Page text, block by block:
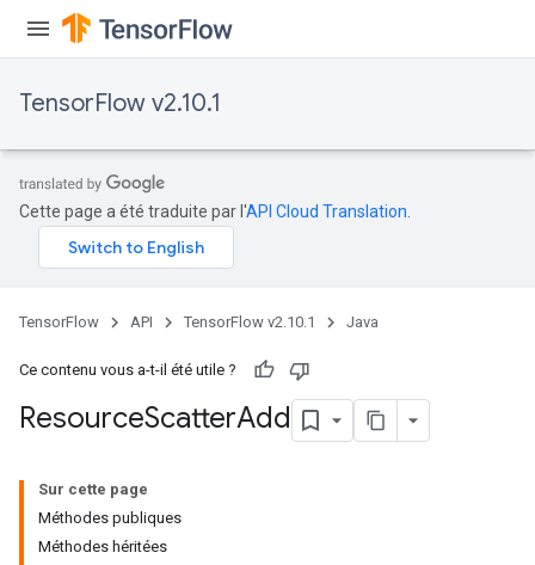
TensorFlow v2.10.1
Cette page a été traduite par l'API Cloud Translation
TensorFlow API TensorFlow v2.10.1 Java
Ce contenu vous a-t-il été utile ?
ResourceScatterAdd
Sur cette page
Méthodes publiques
Méthodes héritées